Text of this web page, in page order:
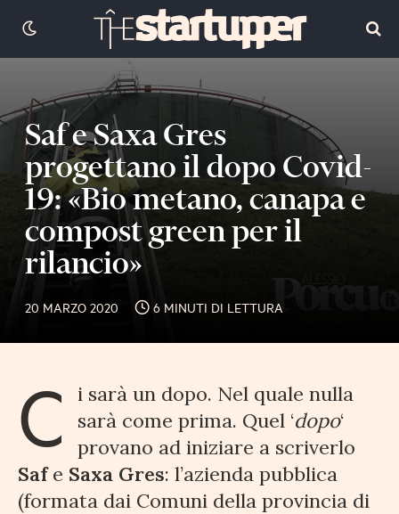
Saf e Saxa Gres
progettano il dopo Covid-
19: «Bio metano, canapa e
compost green per il
rilancio»
20 MARZO 2020 6 MINUTI DI LETTURA
C
i sarà un dopo. Nel quale nulla
sarà come prima. Quel ‘dopo‘
provano ad iniziare a scriverlo
Safe Saxa Gres: l’azienda pubblica
(formata dai Comuni della provincia di